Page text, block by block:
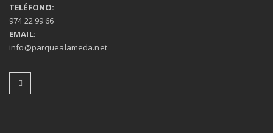
TELÉFONO:
974 22 99 66
EMAIL:
info@parquealameda.net